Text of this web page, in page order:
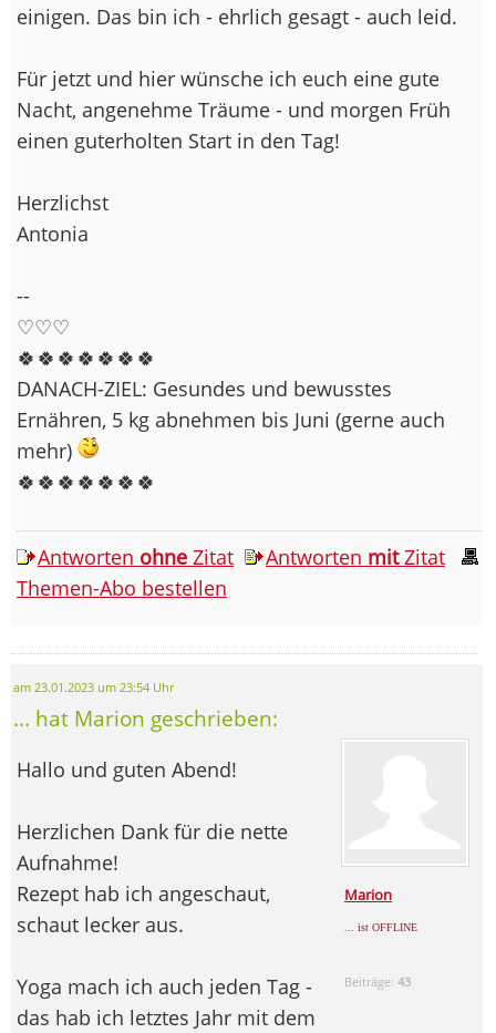
einigen. Das bin ich - ehrlich gesagt - auch leid.
Für jetzt und hier wünsche ich euch eine gute
Nacht, angenehme Träume - und morgen Früh
einen guterholten Start in den Tag!
Herzlichst
Antonia
--
♡♡♡
🍀🍀🍀🍀🍀🍀🍀
DANACH-ZIEL: Gesundes und bewusstes
Ernähren, 5 kg abnehmen bis Juni (gerne auch
mehr)
🍀🍀🍀🍀🍀🍀🍀
Antworten ohne Zitat Antworten mitZitat
Themen-Abo bestellen
am 23.01.2023 um 23:54 Uhr
... hat Marion geschrieben:
Marion
... ist OFFLINE
Beiträge:43
Hallo und guten Abend!
Herzlichen Dank für die nette
Aufnahme!
Rezept hab ich angeschaut,
schaut lecker aus.
Yoga mach ich auch jeden Tag -
das hab ich letztes Jahr mit dem